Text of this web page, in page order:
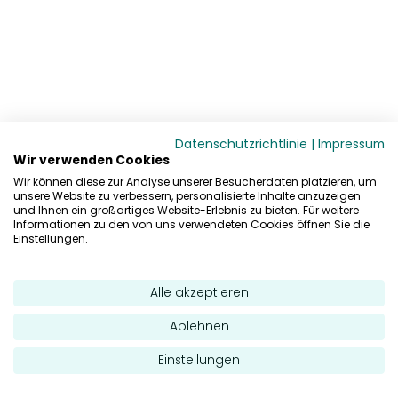
Datenschutzrichtlinie | Impressum
Wir verwenden Cookies
Wir können diese zur Analyse unserer Besucherdaten platzieren, um
unsere Website zu verbessern, personalisierte Inhalte anzuzeigen
und Ihnen ein großartiges Website-Erlebnis zu bieten. Für weitere
Informationen zu den von uns verwendeten Cookies öffnen Sie die
Einstellungen.
Alle akzeptieren
Ablehnen
Einstellungen